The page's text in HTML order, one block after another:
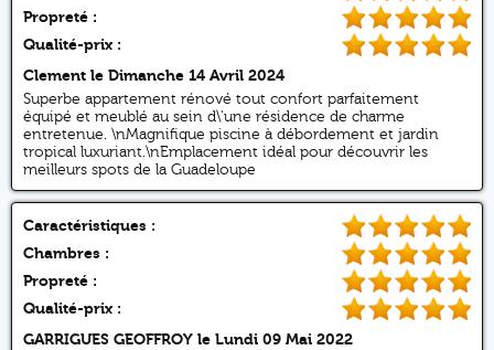
Propreté :
Qualité-prix :
Clement le Dimanche 14 Avril 2024
Superbe appartement rénové tout confort parfaitement
équipé et meublé au sein d\'une résidence de charme
entretenue. \nMagnifique piscine à débordement et jardin
tropical luxuriant.\nEmplacement idéal pour découvrir les
meilleurs spots de la Guadeloupe
Caractéristiques :
Chambres :
Propreté :
Qualité-prix :
GARRIGUES GEOFFROY le Lundi 09 Mai 2022